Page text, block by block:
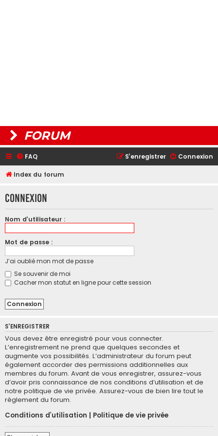
FORUM
FAQ Connexion
S’enregistrer
Index du forum
Connexion
Nom d’utilisateur :
Mot de passe :
J’ai oublié mon mot de passe
Se souvenir de moi
Cacher mon statut en ligne pour cette session
S’ENREGISTRER
Vous devez être enregistré pour vous connecter.
L’enregistrement ne prend que quelques secondes et
augmente vos possibilités. L’administrateur du forum peut
également accorder des permissions additionnelles aux
membres du forum. Avant de vous enregistrer, assurez-vous
d’avoir pris connaissance de nos conditions d’utilisation et de
notre politique de vie privée. Assurez-vous de bien lire tout le
règlement du forum.
Conditions d’utilisation | Politique de vie privée